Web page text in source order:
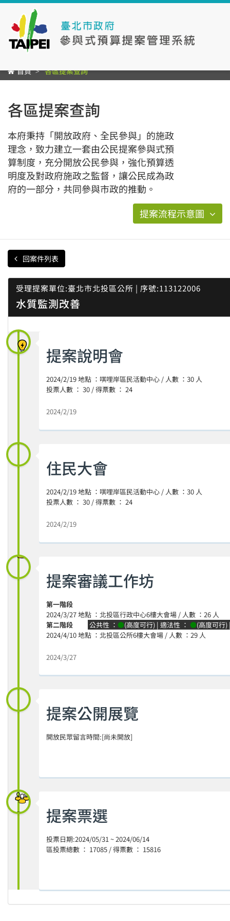
首頁 各區提案查詢
各區提案查詢
本府秉持「開放政府、全民參與」的施政
理念，致力建立一套由公民提案參與式預
算制度，充分開放公民參與，強化預算透
明度及對政府施政之監督，讓公民成為政
府的一部分，共同參與市政的推動。
提案流程示意圖
回案件列表
受理提案單位:臺北市北投區公所 | 序號:113122006
水質監測改善
提案說明會
2024/2/19 地點 ：唭哩岸區民活動中心 / 人數 ：30 人
投票人數 ： 30 / 得票數 ： 24
2024/2/19
住民大會
2024/2/19 地點 ：唭哩岸區民活動中心 / 人數 ：30 人
投票人數 ： 30 / 得票數 ： 24
2024/2/19
提案審議工作坊
第一階段
2024/3/27 地點 ：北投區行政中心6樓大會場 / 人數 ：26 人
第二階段
公共性 ： ●(高度可行) | 適法性 ： ●(高度可行
2024/4/10 地點 ：北投區公所6樓大會場 / 人數 ：29 人
2024/3/27
提案公開展覽
開放民眾留言時間:[尚未開放]
提案票選
投票日期:2024/05/31 ~ 2024/06/14
區投票總數 ： 17085 / 得票數 ： 15816